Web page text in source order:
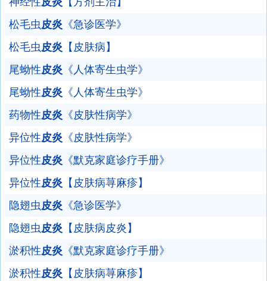
松毛虫皮炎 《急诊医学》
松毛虫皮炎 【皮肤病】
尾蚴性皮炎 《人体寄生虫学》
尾蚴性皮炎 《人体寄生虫学》
药物性皮炎 《皮肤性病学》
异位性皮炎 《皮肤性病学》
异位性皮炎 《默克家庭诊疗手册》
异位性皮炎 【皮肤病荨麻疹】
隐翅虫皮炎 《急诊医学》
隐翅虫皮炎 【皮肤病皮炎】
淤积性皮炎 《默克家庭诊疗手册》
淤积性皮炎 【皮肤病荨麻疹】